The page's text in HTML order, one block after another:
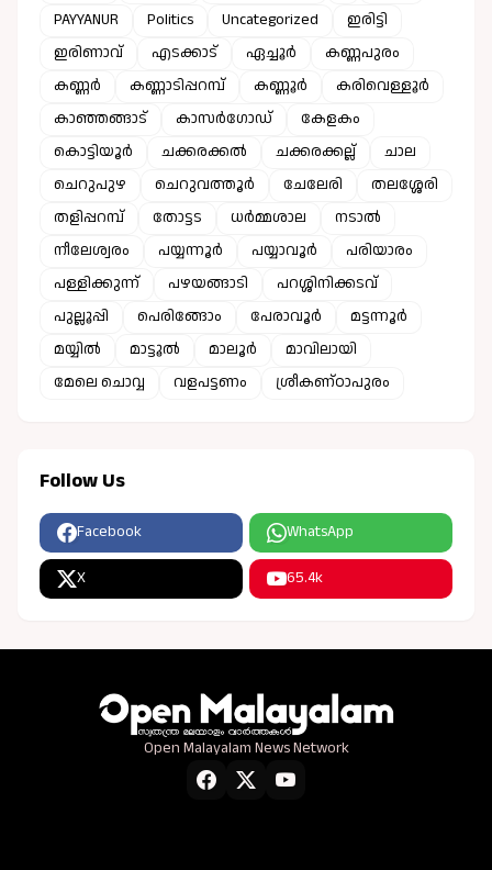
PAYYANUR
Politics Uncategorized
ഇരിട്ടി
ഇരിണാവ്
എടക്കാട് ഏച്ചൂർ
കണ്ണപുരം
കണ്ണർ
കണ്ണാടിപ്പറമ്പ് കണ്ണൂർ
കരിവെള്ളൂർ
കാഞ്ഞങ്ങാട്
കാസർഗോഡ്
കേളകം
കൊട്ടിയൂർ
ചക്കരക്കൽ ചക്കരക്കല്ല്
ചാല
ചെറുപുഴ
ചെറുവത്തൂർ ചേലേരി
തലശ്ശേരി
തളിപ്പറമ്പ്
തോട്ടട ധർമ്മശാല
നടാൽ
നീലേശ്വരം
പയ്യന്നൂർ പയ്യാവൂർ
പരിയാരം
പള്ളിക്കുന്ന്
പഴയങ്ങാടി
പറശ്ശിനിക്കടവ്
പുല്ലൂപ്പി
പെരിങ്ങോം പേരാവൂർ
മട്ടന്നൂർ
മയ്യിൽ
മാട്ടൂൽ മാലൂർ
മാവിലായി
മേലെ ചൊവ്വ
വളപട്ടണം ശ്രീകണ്ഠാപുരം
Follow Us
Facebook WhatsApp
X 65.4k
Open Malayalam News Network